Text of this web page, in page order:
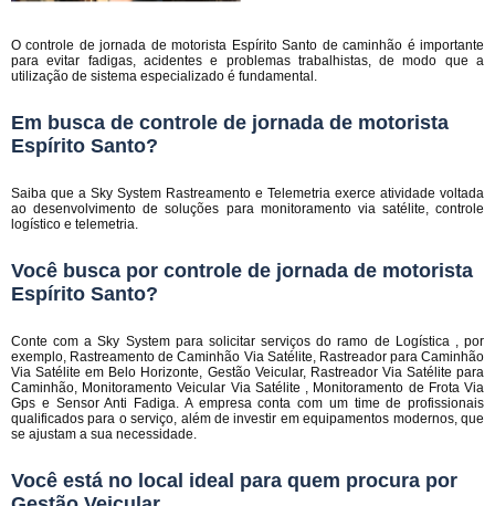
O controle de jornada de motorista Espírito Santo de caminhão é importante
para evitar fadigas, acidentes e problemas trabalhistas, de modo que a
utilização de sistema especializado é fundamental.
Em busca de controle de jornada de motorista
Espírito Santo?
Saiba que a Sky System Rastreamento e Telemetria exerce atividade voltada
ao desenvolvimento de soluções para monitoramento via satélite, controle
logístico e telemetria.
Você busca por controle de jornada de motorista
Espírito Santo?
Conte com a Sky System para solicitar serviços do ramo de Logística , por
exemplo, Rastreamento de Caminhão Via Satélite, Rastreador para Caminhão
Via Satélite em Belo Horizonte, Gestão Veicular, Rastreador Via Satélite para
Caminhão, Monitoramento Veicular Via Satélite , Monitoramento de Frota Via
Gps e Sensor Anti Fadiga. A empresa conta com um time de profissionais
qualificados para o serviço, além de investir em equipamentos modernos, que
se ajustam a sua necessidade.
Você está no local ideal para quem procura por